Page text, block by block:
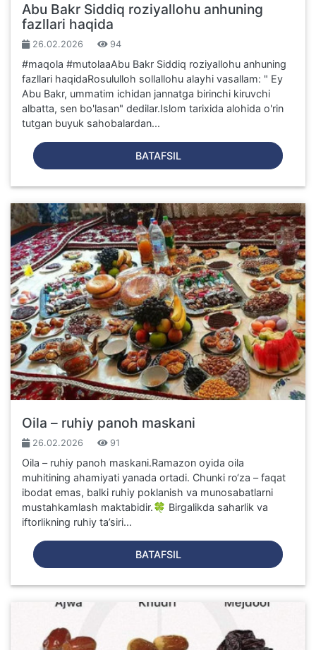
Abu Bakr Siddiq roziyallohu anhuning
fazllari haqida
26.02.2026 94
#maqola #mutolaaAbu Bakr Siddiq roziyallohu anhuning
fazllari haqidaRosululloh sollallohu alayhi vasallam: " Ey
Abu Bakr, ummatim ichidan jannatga birinchi kiruvchi
albatta, sen bo'lasan" dedilar.Islom tarixida alohida o'rin
tutgan buyuk sahobalardan...
BATAFSIL
Oila – ruhiy panoh maskani
26.02.2026 91
Oila – ruhiy panoh maskani.Ramazon oyida oila
muhitining ahamiyati yanada ortadi. Chunki ro‘za – faqat
ibodat emas, balki ruhiy poklanish va munosabatlarni
mustahkamlash maktabidir.🍀 Birgalikda saharlik va
iftorlikning ruhiy ta’siri...
BATAFSIL